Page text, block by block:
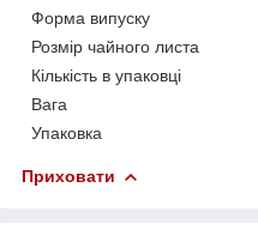
Форма випуску
Розмір чайного листа
Кількість в упаковці
Вага
Упаковка
Приховати